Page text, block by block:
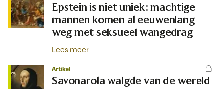
Epstein is niet uniek: machtige
mannen komen al eeuwenlang
weg met seksueel wangedrag
Lees meer
Artikel
Savonarola walgde van de wereld